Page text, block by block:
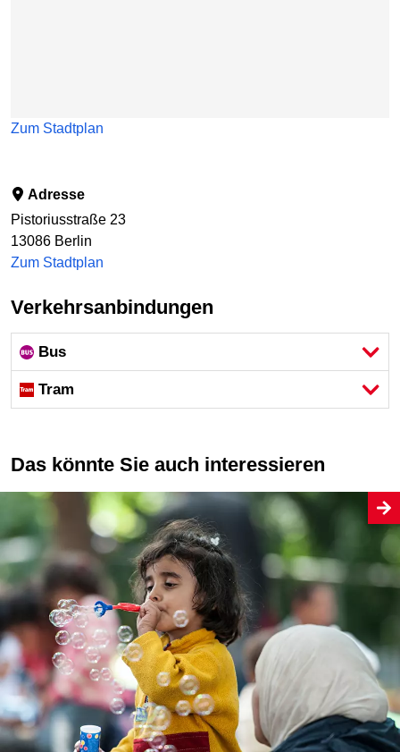
Zum Stadtplan
Adresse
Pistoriusstraße 23
13086 Berlin
Zum Stadtplan
Verkehrsanbindungen
Bus
Tram
Das könnte Sie auch interessieren